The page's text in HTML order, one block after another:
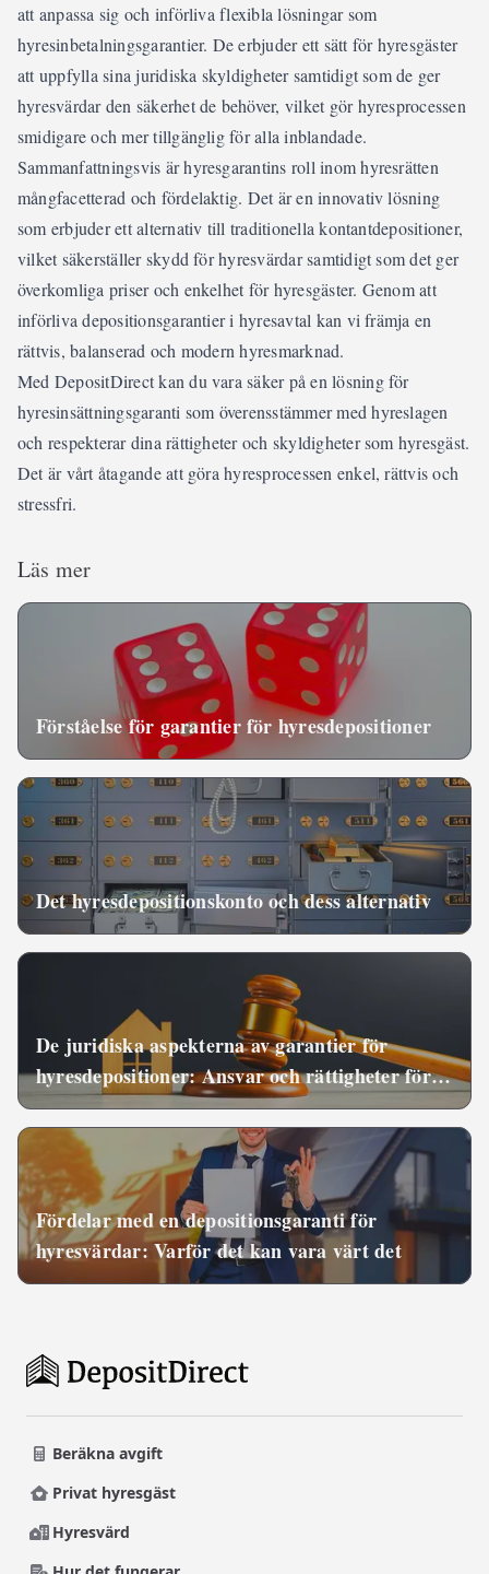
att anpassa sig och införliva flexibla lösningar som
hyresinbetalningsgarantier. De erbjuder ett sätt för hyresgäster
att uppfylla sina juridiska skyldigheter samtidigt som de ger
hyresvärdar den säkerhet de behöver, vilket gör hyresprocessen
smidigare och mer tillgänglig för alla inblandade.
Sammanfattningsvis är hyresgarantins roll inom hyresrätten
mångfacetterad och fördelaktig. Det är en innovativ lösning
som erbjuder ett alternativ till traditionella kontantdepositioner,
vilket säkerställer skydd för hyresvärdar samtidigt som det ger
överkomliga priser och enkelhet för hyresgäster. Genom att
införliva depositionsgarantier i hyresavtal kan vi främja en
rättvis, balanserad och modern hyresmarknad.
Med DepositDirect kan du vara säker på en lösning för
hyresinsättningsgaranti som överensstämmer med hyreslagen
och respekterar dina rättigheter och skyldigheter som hyresgäst.
Det är vårt åtagande att göra hyresprocessen enkel, rättvis och
stressfri.
Läs mer
Förståelse för garantier för hyresdepositioner
Det hyresdepositionskonto och dess alternativ
De juridiska aspekterna av garantier för
hyresdepositioner: Ansvar och rättigheter för
hyresgäster och hyresvärdar
Fördelar med en depositionsgaranti för
hyresvärdar: Varför det kan vara värt det
Beräkna avgift
Privat hyresgäst
Hyresvärd